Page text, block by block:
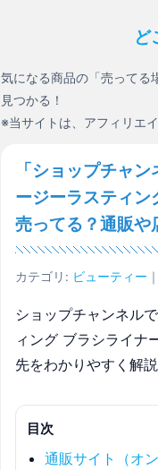
ど
気になる商品の「売ってる
見つかる！
※当サイトは、アフィリエ
「ショップチャ
ージーラスティン
売ってる？通販や
カテゴリ: ビューティー
ショップチャンネル
ィング ブラシライナ
先をわかりやすく解説
目次
通販サイト（オ